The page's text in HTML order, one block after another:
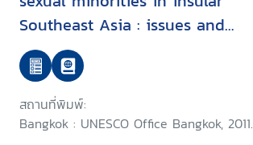
Southeast Asia : issues and
implications for effective HIV
prevention
สถานที่พิมพ์:
Bangkok : UNESCO Office Bangkok, 2011.